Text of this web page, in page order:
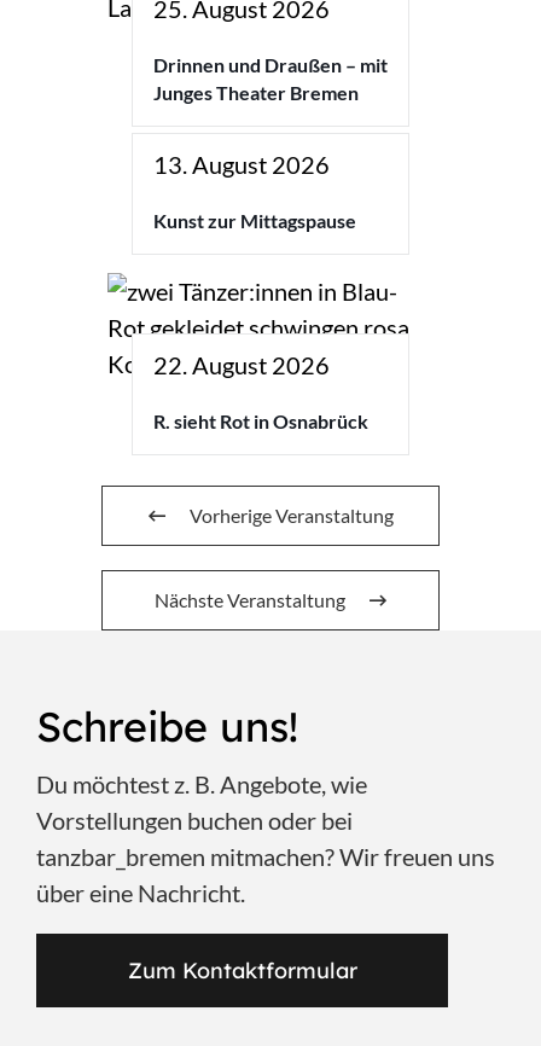
25. August 2026
Drinnen und Draußen – mit
Junges Theater Bremen
13. August 2026
Kunst zur Mittagspause
22. August 2026
R. sieht Rot in Osnabrück
Vorherige Veranstaltung
Nächste Veranstaltung
Schreibe uns!
Du möchtest z. B. Angebote, wie
Vorstellungen buchen oder bei
tanzbar_bremen mitmachen? Wir freuen uns
über eine Nachricht.
Zum Kontaktformular